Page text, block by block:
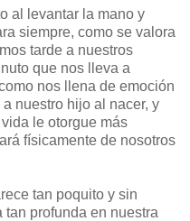
al levantar la mano y
siempre, como se valora
tarde a nuestros
que nos lleva a
nos llena de emoción
nuestro hijo al nacer, y
le otorgue más
físicamente de nosotros
tan poquito y sin
profunda en nuestra